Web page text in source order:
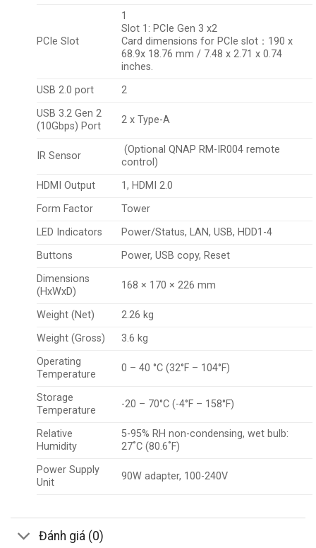
PCIe Slot
1
Slot 1: PCIe Gen 3 x2
Card dimensions for PCIe slot：190 x
68.9x 18.76 mm / 7.48 x 2.71 x 0.74
inches.
USB 2.0 port
2
USB 3.2 Gen 2
(10Gbps) Port
2 x Type-A
IR Sensor
(Optional QNAP RM-IR004 remote
control)
HDMI Output
1, HDMI 2.0
Form Factor
Tower
LED Indicators
Power/Status, LAN, USB, HDD1-4
Buttons
Power, USB copy, Reset
Dimensions
(HxWxD)
168 × 170 × 226 mm
Weight (Net)
2.26 kg
Weight (Gross)
3.6 kg
Operating
Temperature
0 – 40 °C (32°F – 104°F)
Storage
Temperature
-20 – 70°C (-4°F – 158°F)
Relative
Humidity
5-95% RH non-condensing, wet bulb:
27˚C (80.6˚F)
Power Supply
Unit
90W adapter, 100-240V
Đánh giá (0)